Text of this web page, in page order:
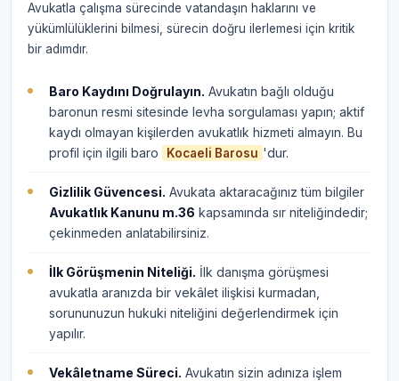
Avukatla çalışma sürecinde vatandaşın haklarını ve
yükümlülüklerini bilmesi, sürecin doğru ilerlemesi için kritik
bir adımdır.
Baro Kaydını Doğrulayın. Avukatın bağlı olduğu
baronun resmi sitesinde levha sorgulaması yapın; aktif
kaydı olmayan kişilerden avukatlık hizmeti almayın. Bu
profil için ilgili baro
Kocaeli Barosu 'dur.
Gizlilik Güvencesi. Avukata aktaracağınız tüm bilgiler
Avukatlık Kanunu m.36 kapsamında sır niteliğindedir;
çekinmeden anlatabilirsiniz.
İlk Görüşmenin Niteliği. İlk danışma görüşmesi
avukatla aranızda bir vekâlet ilişkisi kurmadan,
sorununuzun hukuki niteliğini değerlendirmek için
yapılır.
Vekâletname Süreci. Avukatın sizin adınıza işlem